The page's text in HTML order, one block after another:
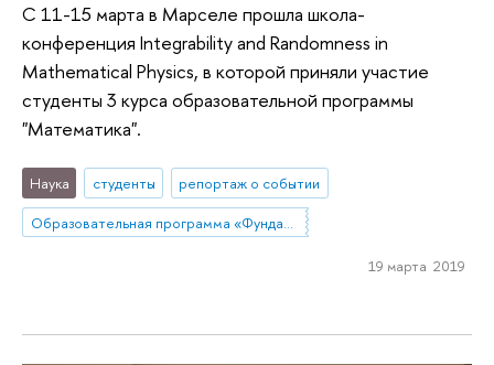
С 11-15 марта в Марселе прошла школа-
конференция Integrability and Randomness in
Mathematical Physics, в которой приняли участие
студенты 3 курса образовательной программы
"Математика".
Наука студенты
репортаж о событии
19 марта 2019